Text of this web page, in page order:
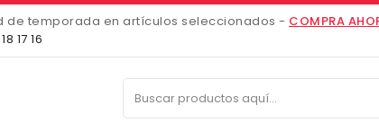
de temporada en artículos seleccionados - COMPRA
17 16